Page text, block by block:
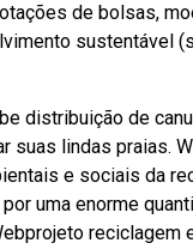
de bolsas,
sustentável
distribuição de
suas lindas praias.
e sociais da
uma enorme
reciclagem